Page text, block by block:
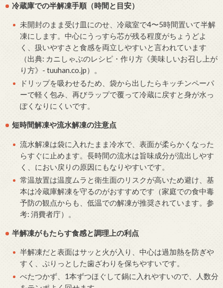
冷蔵庫での半解凍手順（時間と目安）
未開封のまま受け皿にのせ、冷蔵室で4〜5時間置いて半解
凍にします。中心にうっすら芯が残る程度がちょうどよ
く、扱いやすさと食感を両立しやすいと言われています
（出典: カニしゃぶのレシピ・作り方《美味しいお召し上が
り方》- tuuhan.co.jp）。
ドリップを吸わせるため、袋から出したらキッチンペーパ
ーで軽く包み、再びラップで覆って冷蔵に戻すと身が水っ
ぽくなりにくいです。
短時間解凍や流水解凍の注意点
流水解凍は袋に入れたまま冷水で、表面が柔らかくなった
らすぐに止めます。長時間の流水は旨味成分が流出しやす
く、におい戻りの原因にもなりやすいです。
常温放置は温度ムラと衛生面のリスクが高いため避け、基
本は冷蔵庫解凍を守るのがおすすめです（家庭での食中毒
予防の観点からも、低温での解凍が推奨されています。参
考: 消費者庁）。
半解凍がもたらす食感と調理上の利点
半解凍だと表面はサッと火が入り、中心は過加熱を防ぎや
すく、ぷりっとした歯ざわりを保ちやすいです。
べたつかず、1本ずつほぐして鍋に入れやすいので、人数分